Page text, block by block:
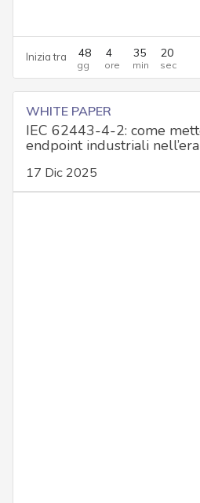
Inizia tra 48 4 35 19
WHITE PAPER
IEC 62443-4-2: come
endpoint industriali
17 Dic 2025